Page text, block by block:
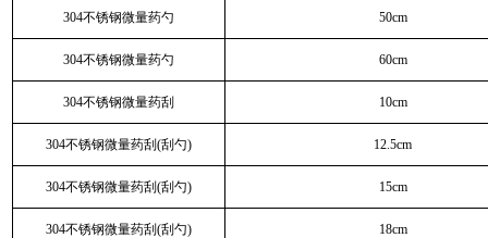
304不锈钢微量药勺 50cm
304不锈钢微量药勺 60cm
304不锈钢微量药刮 10cm
304不锈钢微量药刮(刮勺) 12.5cm
304不锈钢微量药刮(刮勺) 15cm
304不锈钢微量药刮(刮勺) 18cm